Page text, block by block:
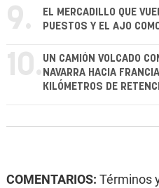
9.
EL MERCADILLO QUE
PUESTOS Y EL AJO
10. UN CAMIÓN VOLCADO
NAVARRA HACIA
KILÓMETROS DE
COMENTARIOS: Términos